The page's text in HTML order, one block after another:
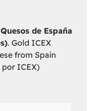
de España
. Gold ICEX
from Spain
ICEX)